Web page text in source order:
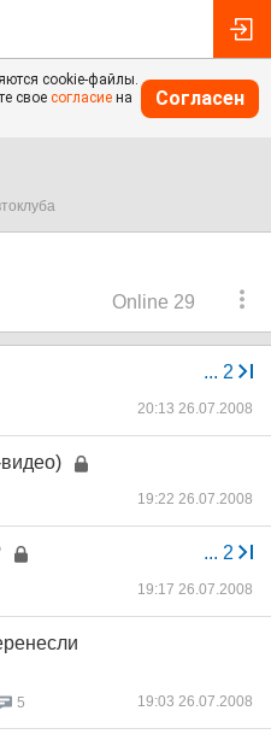
cookie-файлы.
свое согласие на
Согласен
Online 29
... 2
20:13 26.07.2008
19:22 26.07.2008
... 2
19:17 26.07.2008
5 19:03 26.07.2008